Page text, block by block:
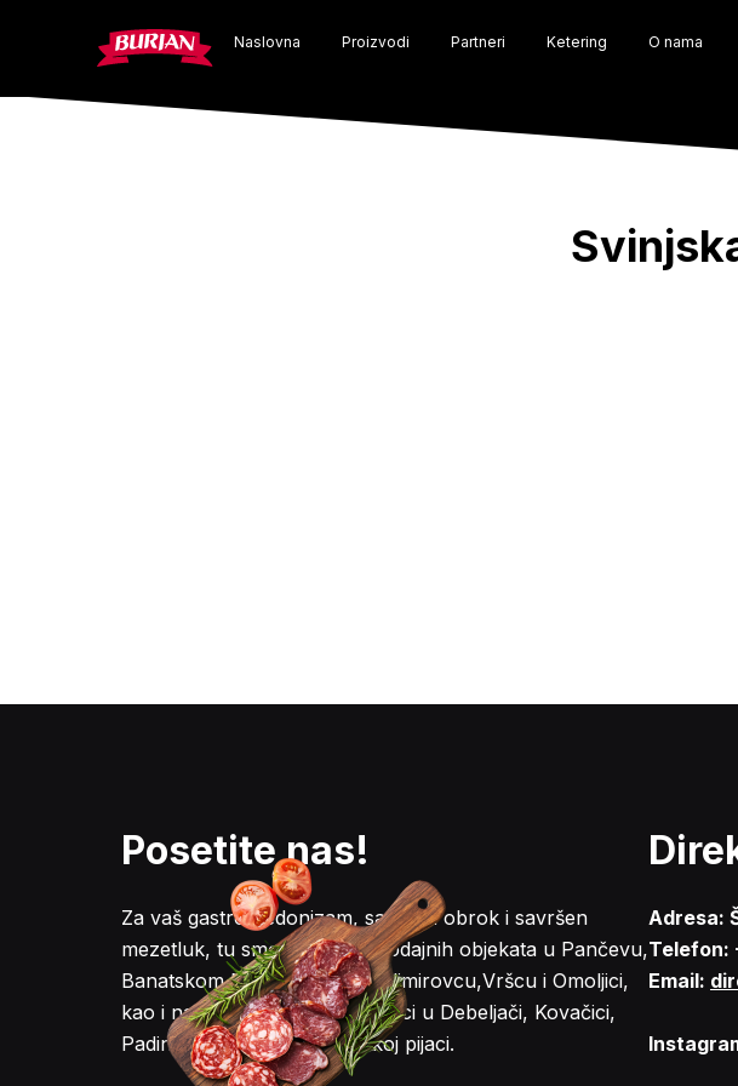
Naslovna Proizvodi Partneri Ketering O nama
Posetite nas!
Za vaš gastro hedonizam, savršen obrok i savršen
mezetluk, tu smo u 7 maloprodajnih objekata u Pančevu,
Banatskom Novom Selu, Vladimirovcu,Vršcu i Omoljici,
kao i našoj pokretnoj prodavnici u Debeljači, Kovačici,
Padini, Ilandži, i na Zemunskoj pijaci.
Adresa:
Telefon:
Email: